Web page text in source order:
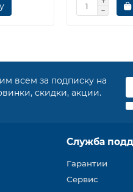
всем за подписку на
скидки, акции.
Служба
Гарантии
Сервис